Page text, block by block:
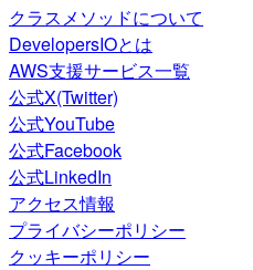
クラスメソッドについて
DevelopersIOとは
AWS支援サービス一覧
公式X(Twitter)
公式YouTube
公式Facebook
公式LinkedIn
アクセス情報
プライバシーポリシー
クッキーポリシー